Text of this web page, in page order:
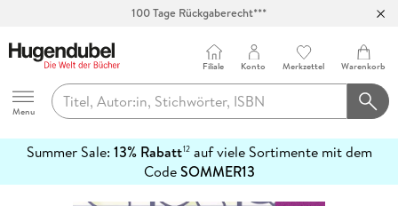
100 Tage Rückgaberecht***
Hugendubel
Menu
Filiale Konto Merkzettel Warenkorb
Summer Sale: 13% Rabatt12auf viele Sortimente mit dem
CodeSOMMER13
erfahren